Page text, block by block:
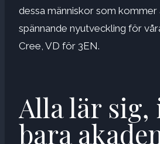
dessa människor som
spännande nyutveckling för
Cree, VD för 3EN.
Alla lär sig,
bara